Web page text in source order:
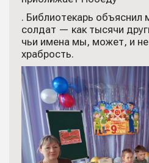
. Библиотекарь
солдат — как тысячи
чьи имена мы, может, и
храбрость.